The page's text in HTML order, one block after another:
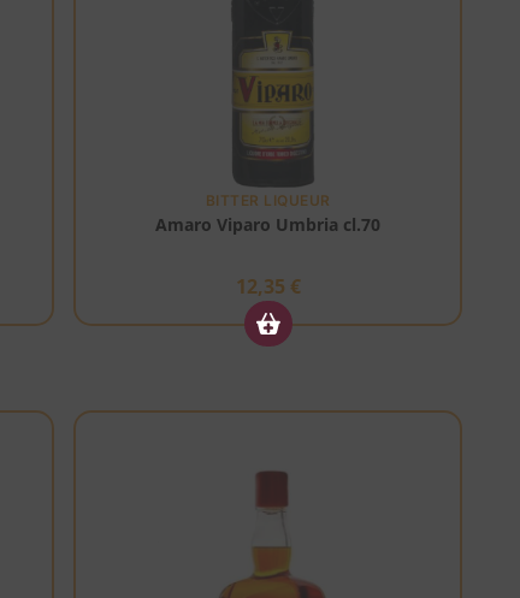
BITTER LIQUEUR
Amaro Viparo Umbria cl.70
12,35 €